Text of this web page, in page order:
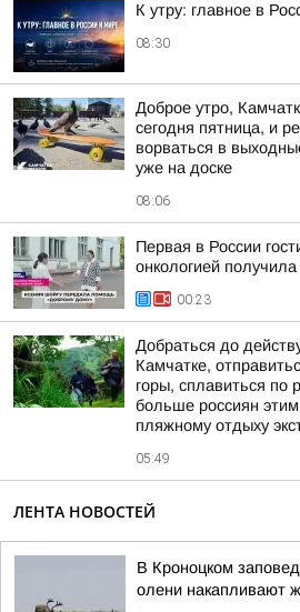
К утру: главное в
08:30
Доброе утро,
сегодня пятница, и
ворваться в
уже на доске
08:06
Первая в России
онкологией
00:23
Добраться до
Камчатке,
горы, сплавиться
больше россиян
пляжному отдыху
05:49
ЛЕНТА НОВОСТЕЙ
В Кроноцком
олени накапливают